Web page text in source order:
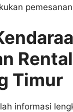
Timur
informasi